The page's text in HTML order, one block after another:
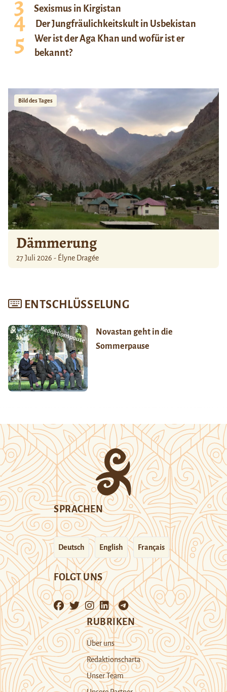
Sexismus in Kirgistan
Der Jungfräulichkeitskult in Usbekistan
Wer ist der Aga Khan und wofür ist er
bekannt?
Bild des Tages
Dämmerung
27 Juli 2026 - Élyne Dragée
ENTSCHLÜSSELUNG
Novastan geht in die
Sommerpause
SPRACHEN
Deutsch English Français
FOLGT UNS
RUBRIKEN
Über uns
Redaktionscharta
Unser Team